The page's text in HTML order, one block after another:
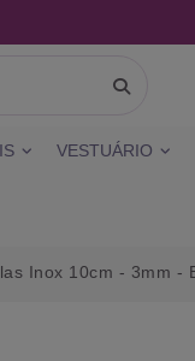
VESTUÁRIO
Inox 10cm - 3mm -